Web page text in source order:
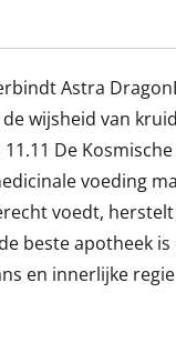
Astra
wijsheid van
De
voeding
voedt,
beste apotheek
en innerlijke